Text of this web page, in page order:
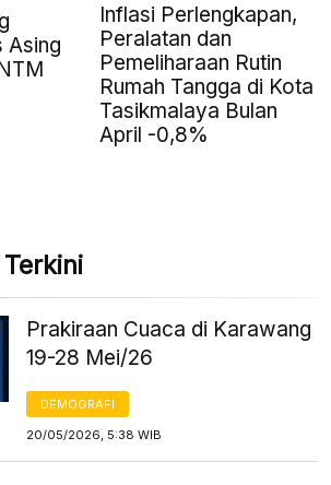
Asing
Inflasi Perlengkapan,
Peralatan dan
Pemeliharaan Rutin
Rumah Tangga di Kota
Tasikmalaya Bulan
April -0,8%
Prakiraan Cuaca di Karawang
19-28 Mei/26
DEMOGRAFI
20/05/2026, 5:38 WIB